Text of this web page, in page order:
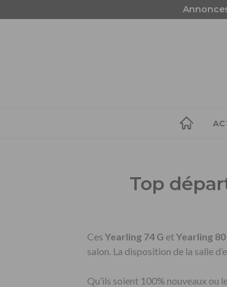
Top
Ces Yearling 74 G etYearling 80
salon. La disposition de la salle
Qu’ils soient 100% nouveaux ou